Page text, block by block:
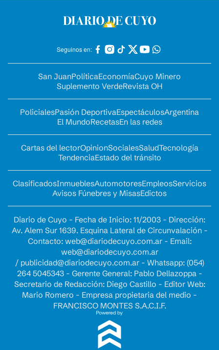
Seguinos en:
San JuanPolíticaEconomíaCuyo Minero
Suplemento VerdeRevista OH
PolicialesPasión DeportivaEspectáculosArgentina
El MundoRecetasEn las redes
Cartas del lectorOpinionSocialesSaludTecnología
TendenciaEstado del tránsito
ClasificadosInmueblesAutomotoresEmpleosServicios
Avisos Fúnebres y MisasEdictos
Diario de Cuyo - Fecha de Inicio: 11/2003 - Dirección:
Av. Alem Sur 1639. Esquina Lateral de Circunvalación -
Contacto: web@diariodecuyo.com.ar- Email:
web@diariodecuyo.com.ar
/ publicidad@diariodecuyo.com.ar- Whatsapp: (054)
264 5045343 - Gerente General: Pablo Dellazoppa -
Secretario de Redacción: Diego Castillo - Editor Web:
Mario Romero - Empresa propietaria del medio -
FRANCISCO MONTES S.A.C.I.F.